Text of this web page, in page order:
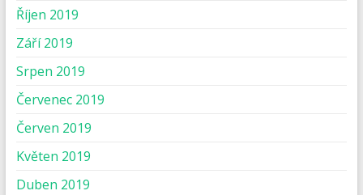
Říjen 2019
Září 2019
Srpen 2019
Červenec 2019
Červen 2019
Květen 2019
Duben 2019